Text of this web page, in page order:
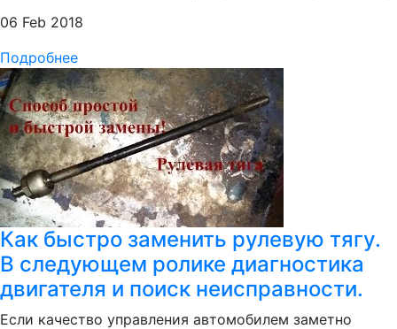
06 Feb 2018
Подробнее
Как быстро заменить рулевую тягу.
В следующем ролике диагностика
двигателя и поиск неисправности.
Если качество управления автомобилем заметно